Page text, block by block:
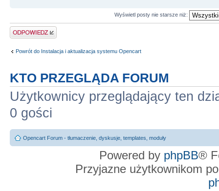
Wyświetl posty nie starsze niż:
Odpowiedz
Powrót do Instalacja i aktualizacja systemu Opencart
KTO PRZEGLĄDA FORUM
Użytkownicy przeglądający ten
0 gości
Opencart Forum - tłumaczenie, dyskusje, templates, moduły
Powered by phpBB®
Przyjazne użytkownikom